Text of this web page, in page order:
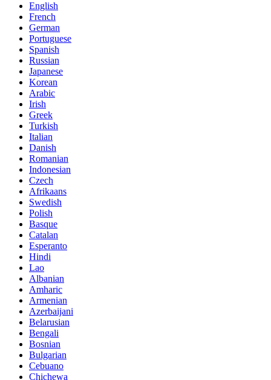
English
French
German
Portuguese
Spanish
Russian
Japanese
Korean
Arabic
Irish
Greek
Turkish
Italian
Danish
Romanian
Indonesian
Czech
Afrikaans
Swedish
Polish
Basque
Catalan
Esperanto
Hindi
Lao
Albanian
Amharic
Armenian
Azerbaijani
Belarusian
Bengali
Bosnian
Bulgarian
Cebuano
Chichewa